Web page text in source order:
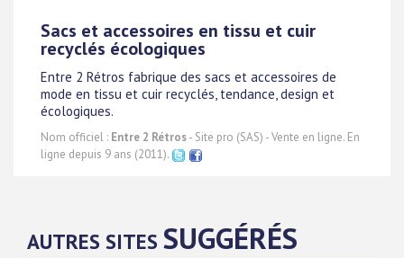
Sacs et accessoires en tissu et cuir
recyclés écologiques
Entre 2 Rétros fabrique des sacs et accessoires de
mode en tissu et cuir recyclés, tendance, design et
écologiques.
Nom officiel : Entre 2 Rétros- Site pro (SAS) - Vente en ligne. En
ligne depuis 9 ans (2011).
AUTRES SITES SUGGÉRÉS